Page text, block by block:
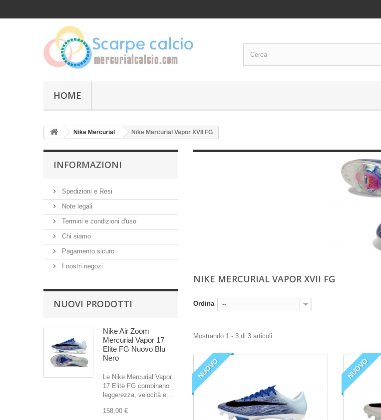
HOME
Nike Mercurial Nike Mercurial Vapor XVII FG
INFORMAZIONI
Spedizioni e Resi
Note legali
Termini e condizioni d'uso
Chi siamo
Pagamento sicuro
I nostri negozi
NUOVI PRODOTTI
Nike Air Zoom
Mercurial Vapor 17
Elite FG Nuovo Blu
Nero
Le Nike Mercurial Vapor
17 Elite FG combinano
leggerezza, velocità e...
158,00 €
NIKE MERCURIAL VAPOR XVII FG
Ordina --
Mostrando 1 - 3 di 3 articoli
NUOVO NUOVO